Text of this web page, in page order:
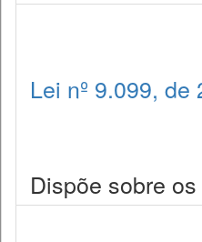
Lei nº 9.099,
Dispõe sobre